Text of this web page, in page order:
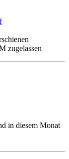
zugelassen
in diesem Monat